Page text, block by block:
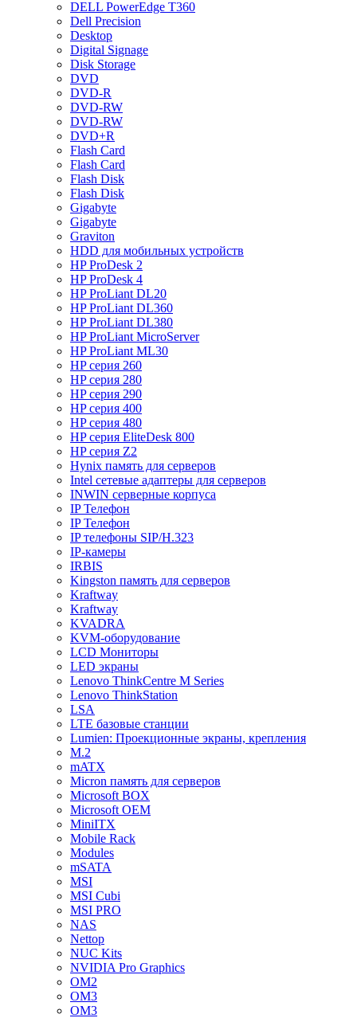
DELL PowerEdge T360
Dell Precision
Desktop
Digital Signage
Disk Storage
DVD
DVD-R
DVD-RW
DVD-RW
DVD+R
Flash Card
Flash Card
Flash Disk
Flash Disk
Gigabyte
Gigabyte
Graviton
HDD для мобильных устройств
HP ProDesk 2
HP ProDesk 4
HP ProLiant DL20
HP ProLiant DL360
HP ProLiant DL380
HP ProLiant MicroServer
HP ProLiant ML30
HP серия 260
HP серия 280
HP серия 290
HP серия 400
HP серия 480
HP серия EliteDesk 800
HP серия Z2
Hynix память для серверов
Intel сетевые адаптеры для серверов
INWIN серверные корпуса
IP Телефон
IP Телефон
IP телефоны SIP/H.323
IP-камеры
IRBIS
Kingston память для серверов
Kraftway
Kraftway
KVADRA
KVM-оборудование
LCD Мониторы
LED экраны
Lenovo ThinkCentre M Series
Lenovo ThinkStation
LSA
LTE базовые станции
Lumien: Проекционные экраны, крепления
M.2
mATX
Micron память для серверов
Microsoft BOX
Microsoft OEM
MiniITX
Mobile Rack
Modules
mSATA
MSI
MSI Cubi
MSI PRO
NAS
Nettop
NUC Kits
NVIDIA Pro Graphics
OM2
OM3
OM3